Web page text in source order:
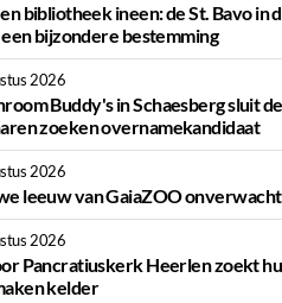
bibliotheek ineen: de St. Bavo in
bijzondere bestemming
2026
Buddy's in Schaesberg sluit
zoeken overnamekandidaat
2026
leeuw van GaiaZOO
2026
Pancratiuskerk Heerlen zoekt
kelder